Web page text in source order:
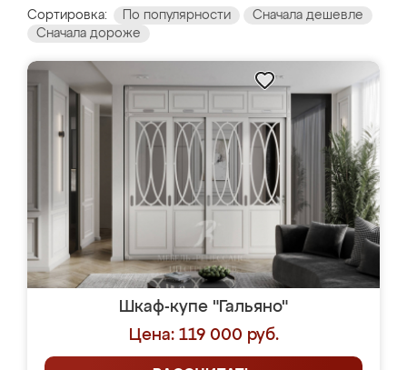
Сортировка: По популярности
Сначала дешевле
Сначала дороже
Шкаф-купе "Гальяно"
Цена: 119 000 руб.